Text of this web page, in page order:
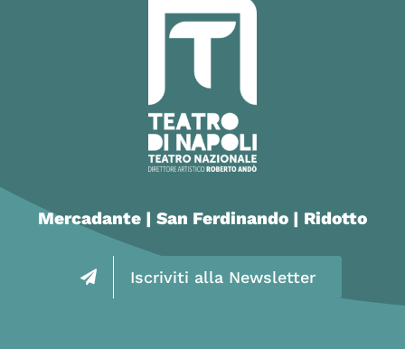
Mercadante | San Ferdinando | Ridotto
Iscriviti alla Newsletter